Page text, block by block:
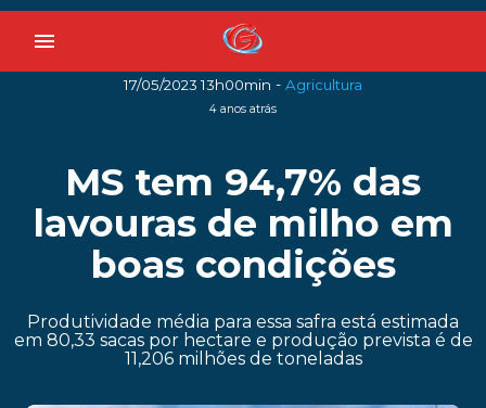
menu
17/05/2023 13h00min - Agricultura
4 anos atrás
MS tem 94,7% das
lavouras de milho em
boas condições
Produtividade média para essa safra está estimada
em 80,33 sacas por hectare e produção prevista é de
11,206 milhões de toneladas